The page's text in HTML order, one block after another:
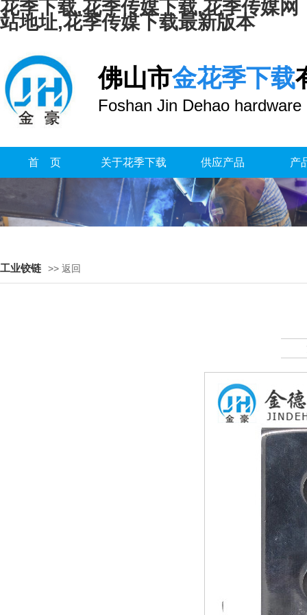
花季下载,花季传媒下载,花季传媒网
站地址,花季传媒下载最新版本
佛山市金花季下载
Foshan Jin Dehao hardware
首 页 关于花季下载 供应产品 产
工业铰链 >> 返回